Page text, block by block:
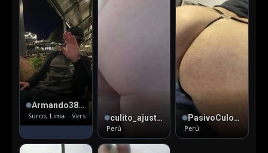
Armando38 , 38
Surco, Lima · Versátil culito_ajustadito_maduro , 50
Perú
PasivoCulonSanIsidro , 28
Perú